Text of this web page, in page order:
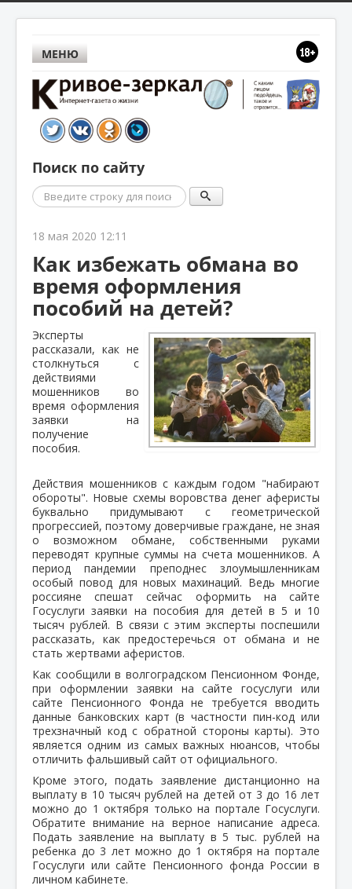
МЕНЮ
Поиск по сайту
Поиск
18 мая 2020 12:11
Как избежать обмана во
время оформления
пособий на детей?
Эксперты
рассказали, как не
столкнуться с
действиями
мошенников во
время оформления
заявки на
получение
пособия.
Действия мошенников с каждым годом "набирают
обороты". Новые схемы воровства денег аферисты
буквально придумывают с геометрической
прогрессией, поэтому доверчивые граждане, не зная
о возможном обмане, собственными руками
переводят крупные суммы на счета мошенников. А
период пандемии преподнес злоумышленникам
особый повод для новых махинаций. Ведь многие
россияне спешат сейчас оформить на сайте
Госуслуги заявки на пособия для детей в 5 и 10
тысяч рублей. В связи с этим эксперты поспешили
рассказать, как предостеречься от обмана и не
стать жертвами аферистов.
Как сообщили в волгоградском Пенсионном Фонде,
при оформлении заявки на сайте госуслуги или
сайте Пенсионного Фонда не требуется вводить
данные банковских карт (в частности пин-код или
трехзначный код с обратной стороны карты). Это
является одним из самых важных нюансов, чтобы
отличить фальшивый сайт от официального.
Кроме этого, подать заявление дистанционно на
выплату в 10 тысяч рублей на детей от 3 до 16 лет
можно до 1 октября только на портале Госуслуги.
Обратите внимание на верное написание адреса.
Подать заявление на выплату в 5 тыс. рублей на
ребенка до 3 лет можно до 1 октября на портале
Госуслуги или сайте Пенсионного фонда России в
личном кабинете.